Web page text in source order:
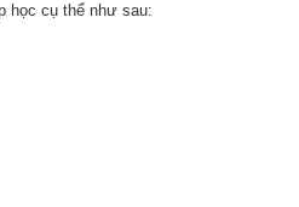
học cụ thể như sau: